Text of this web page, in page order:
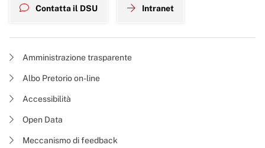
Contatta il DSU Intranet
Amministrazione trasparente
Albo Pretorio on-line
Accessibilità
Open Data
Meccanismo di feedback